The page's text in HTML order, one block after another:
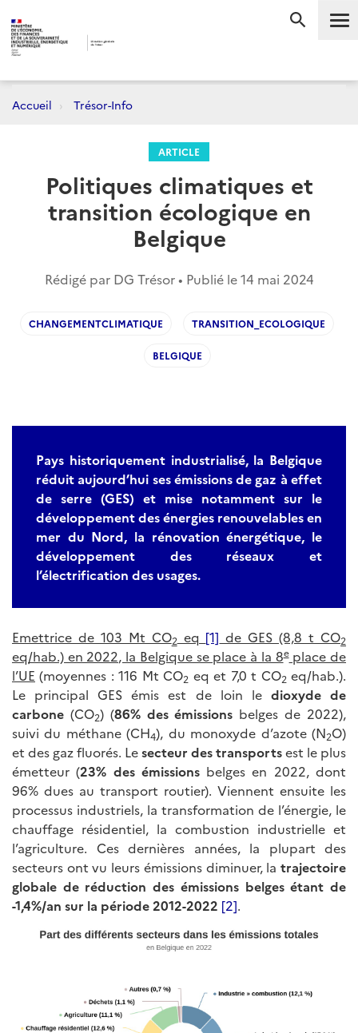
Accueil Trésor-Info
ARTICLE
Politiques climatiques et
transition écologique en
Belgique
Rédigé par DG Trésor • Publié le14 mai 2024
CHANGEMENTCLIMATIQUE TRANSITION_ECOLOGIQUE
BELGIQUE
Pays historiquement industrialisé, la Belgique
réduit aujourd’hui ses émissions de gaz à effet
de serre (GES) et mise notamment sur le
développement des énergies renouvelables en
mer du Nord, la rénovation énergétique, le
développement des réseaux et
l’électrification des usages.
Emettrice de 103 Mt CO2 eq [1] de GES (8,8 t CO2
eq/hab.) en 2022, la Belgique se place à la 8eplace de
l’UE (moyennes : 116 Mt CO2 eq et 7,0 t CO2 eq/hab.).
Le principal GES émis est de loin le dioxyde de
carbone (CO2) (86% des émissions belges de 2022),
suivi du méthane (CH4), du monoxyde d’azote (N2O)
et des gaz fluorés. Lesecteur des transportsest le plus
émetteur (23% des émissions belges en 2022, dont
96% dues au transport routier). Viennent ensuite les
processus industriels, la transformation de l’énergie, le
chauffage résidentiel, la combustion industrielle et
l’agriculture. Ces dernières années, la plupart des
secteurs ont vu leurs émissions diminuer, la trajectoire
globale de réduction des émissions belges étant de
-1,4%/an sur la période 2012-2022 [2].